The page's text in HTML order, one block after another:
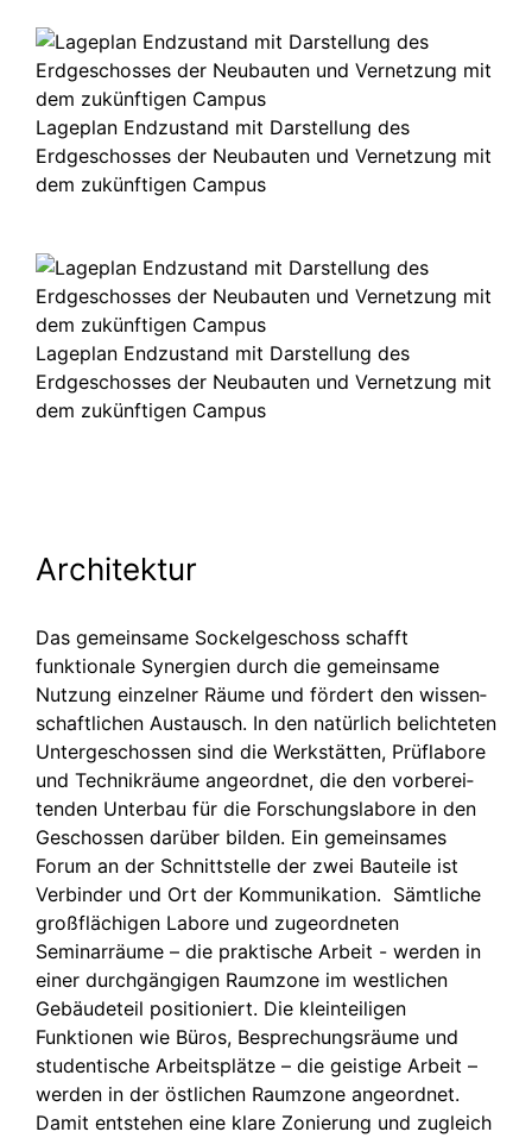
Lageplan Endzustand mit Darstellung des
Erdgeschosses der Neubauten und Vernetzung mit
dem zukünftigen Campus
Lageplan Endzustand mit Darstellung des
Erdgeschosses der Neubauten und Vernetzung mit
dem zukünftigen Campus
Architektur
Das gemeinsame Sockel­ge­schoss schafft
funktionale Synergien durch die gemeinsame
Nutzung einzelner Räume und fördert den wissen­
schaft­lichen Austausch. In den natürlich belichteten
Unterge­schossen sind die Werkstätten, Prüflabore
und Technikräume angeordnet, die den vorberei­
tenden Unterbau für die Forschungs­labore in den
Geschossen darüber bilden. Ein gemeinsames
Forum an der Schnitt­stelle der zwei Bauteile ist
Verbinder und Ort der Kommuni­kation. Sämtliche
großflä­chigen Labore und zugeordneten
Seminarräume – die praktische Arbeit - werden in
einer durchgängigen Raumzone im westlichen
Gebäudeteil positioniert. Die kleinteiligen
Funktionen wie Büros, Bespre­chungsräume und
studen­tische Arbeits­plätze – die geistige Arbeit –
werden in der östlichen Raumzone angeordnet.
Damit entstehen eine klare Zonierung und zugleich